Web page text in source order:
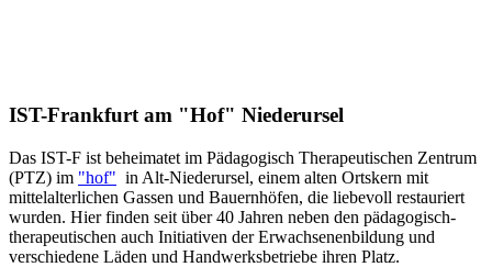
IST-Frankfurt am "Hof" Niederursel
Das IST-F ist beheimatet im Pädagogisch Therapeutischen Zentrum
(PTZ) im "hof" in Alt-Niederursel, einem alten Ortskern mit
mittelalterlichen Gassen und Bauernhöfen, die liebevoll restauriert
wurden. Hier finden seit über 40 Jahren neben den pädagogisch-
therapeutischen auch Initiativen der Erwachsenenbildung und
verschiedene Läden und Handwerksbetriebe ihren Platz.